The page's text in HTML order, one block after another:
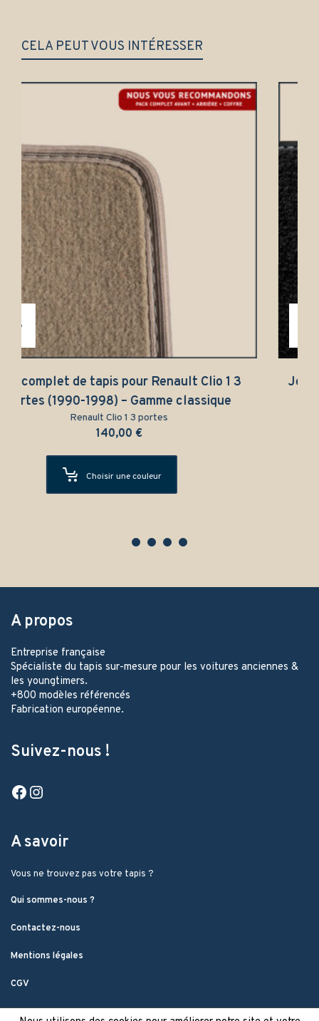
CELA PEUT VOUS INTÉRESSER
Jeu complet de tapis pour Renault Clio 1 3
portes (1990-1998) – Gamme classique
Renault Clio 1 3 portes
140,00
Choisir une couleur
A propos
Entreprise française
Spécialiste du tapis sur-mesure pour les voitures anciennes &
les youngtimers.
+800 modèles référencés
Fabrication européenne.
Suivez-nous !
Facebook
A savoir
Vous ne trouvez pas votre tapis ?
Qui sommes-nous ?
Contactez-nous
Mentions légales
CGV